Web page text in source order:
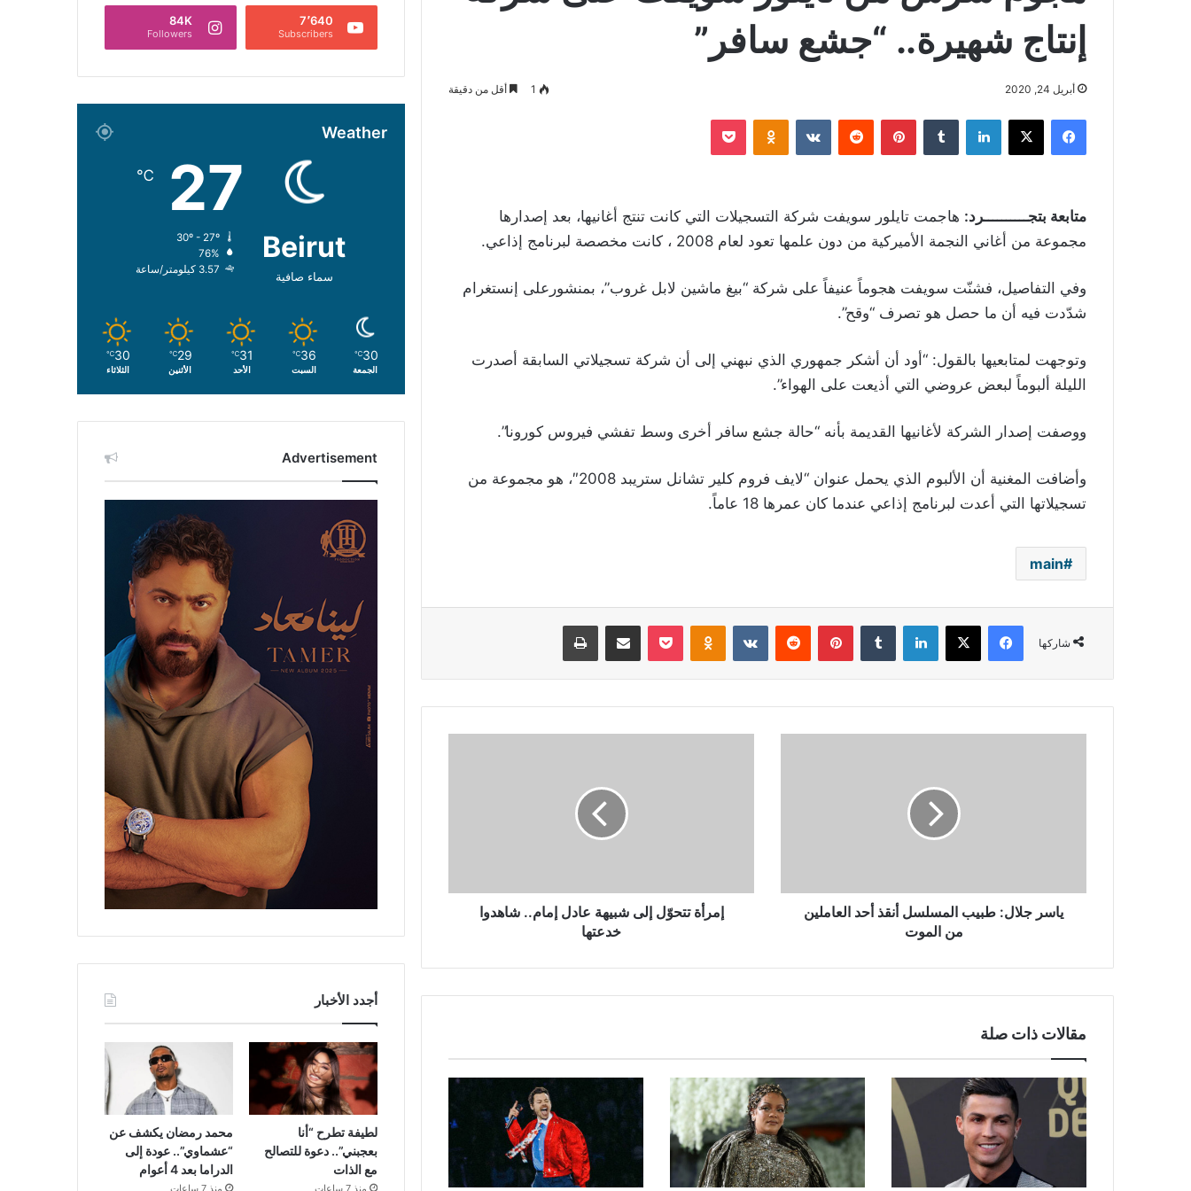
إنتاج شهيرة.. “جشع سافر”
أبريل 24, 2020 1 أقل من دقيقة
فيسبوك ‫X لينكدإن بينتيريست Odnoklassniki
‫Pocket
متابعة بتجــــــــــرد: هاجمت تايلور سويفت شركة التسجيلات التي كانت تنتج أغانيها، بعد إصدارها
مجموعة من أغاني النجمة الأميركية من دون علمها تعود لعام 2008 ، كانت مخصصة لبرنامج إذاعي.
وفي التفاصيل، فشنّت سويفت هجوماً عنيفاً على شركة “بيغ ماشين لابل غروب”، بمنشورعلى إنستغرام
شدّدت فيه أن ما حصل هو تصرف “وقح”.
وتوجهت لمتابعيها بالقول: “أود أن أشكر جمهوري الذي نبهني إلى أن شركة تسجيلاتي السابقة أصدرت
الليلة ألبوماً لبعض عروضي التي أذيعت على الهواء”.
ووصفت إصدار الشركة لأغانيها القديمة بأنه “حالة جشع سافر أخرى وسط تفشي فيروس كورونا”.
وأضافت المغنية أن الألبوم الذي يحمل عنوان “لايف فروم كلير تشانل ستريبد 2008″، هو مجموعة من
تسجيلاتها التي أعدت لبرنامج إذاعي عندما كان عمرها 18 عاماً.
main
شاركها
فيسبوك ‫X لينكدإن بينتيريست Odnoklassniki
‫Pocket مشاركة عبر البريد طباعة
الموت
ياسر جلال: طبيب المسلسل أنقذ أحد العاملين
من الموت
إمرأة تتحوّل إلى شبيهة عادل إمام.. شاهدوا
خدعتها
مقالات ذات صلة
7٬640
Subscribers
84K
Followers
Weather
Beirut
سماء صافية
27
℃
76%
3.57 كيلومتر/ساعة
30
℃
الجمعة
36
℃
السبت
31
℃
الأحد
29
℃
الأثنين
30
℃
الثلاثاء
Advertisement
أجدد الأخبار
لطيفة تطرح “أنا
بعجبني”.. دعوة للتصالح
مع الذات
منذ 7 ساعات
محمد رمضان يكشف عن
“عشماوي”.. عودة إلى
الدراما بعد 4 أعوام
منذ 7 ساعات